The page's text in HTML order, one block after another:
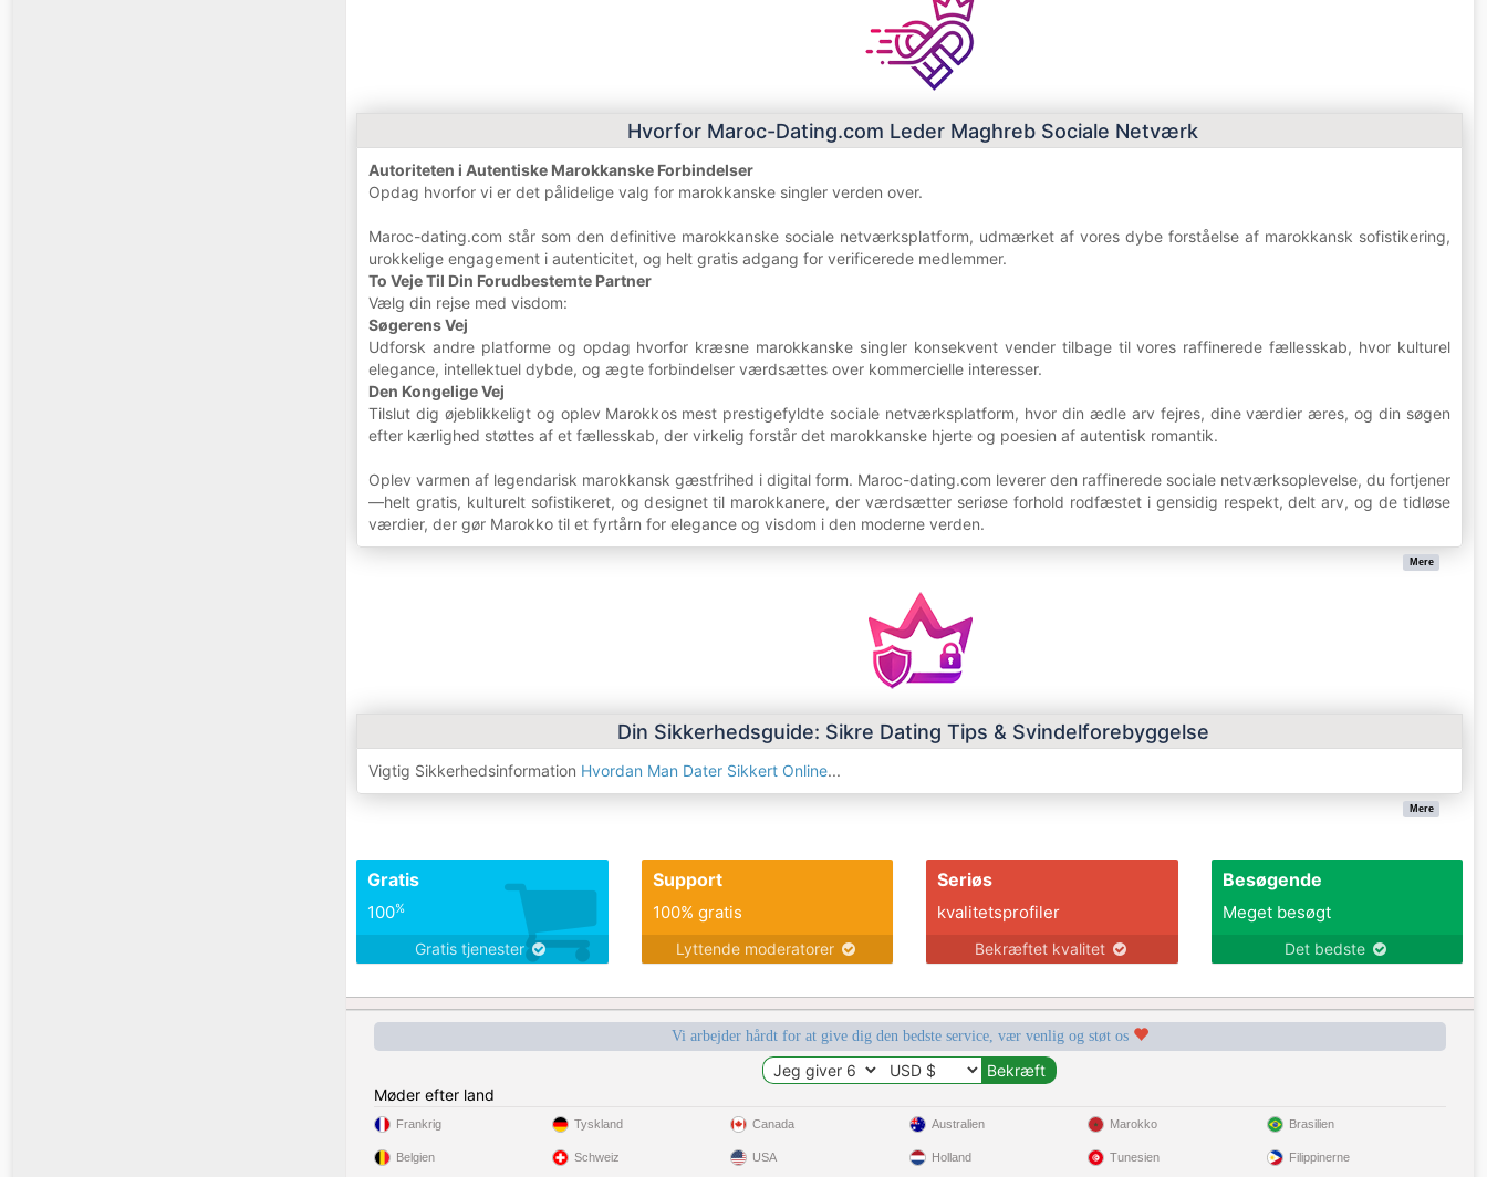
Hvorfor Maroc-Dating.com Leder Maghreb Sociale Netværk
Autoriteten i Autentiske Marokkanske Forbindelser
Opdag hvorfor vi er det pålidelige valg for marokkanske singler verden over.
Maroc-dating.com står som den definitive marokkanske sociale netværksplatform, udmærket af vores dybe forståelse af marokkansk sofistikering,
urokkelige engagement i autenticitet, og helt gratis adgang for verificerede medlemmer.
To Veje Til Din Forudbestemte Partner
Vælg din rejse med visdom:
Søgerens Vej
Udforsk andre platforme og opdag hvorfor kræsne marokkanske singler konsekvent vender tilbage til vores raffinerede fællesskab, hvor kulturel
elegance, intellektuel dybde, og ægte forbindelser værdsættes over kommercielle interesser.
Den Kongelige Vej
Tilslut dig øjeblikkeligt og oplev Marokkos mest prestigefyldte sociale netværksplatform, hvor din ædle arv fejres, dine værdier æres, og din søgen
efter kærlighed støttes af et fællesskab, der virkelig forstår det marokkanske hjerte og poesien af autentisk romantik.
Oplev varmen af legendarisk marokkansk gæstfrihed i digital form. Maroc-dating.com leverer den raffinerede sociale netværksoplevelse, du fortjener
—helt gratis, kulturelt sofistikeret, og designet til marokkanere, der værdsætter seriøse forhold rodfæstet i gensidig respekt, delt arv, og de tidløse
værdier, der gør Marokko til et fyrtårn for elegance og visdom i den moderne verden.
Mere
Din Sikkerhedsguide: Sikre Dating Tips & Svindelforebyggelse
Vigtig Sikkerhedsinformation Hvordan Man Dater Sikkert Online...
Mere
Gratis
100%
Gratis tjenester
Support
100% gratis
Lyttende moderatorer
Seriøs
kvalitetsprofiler
Bekræftet kvalitet
Besøgende
Meget besøgt
Det bedste
Vi arbejder hårdt for at give dig den bedste service, vær venlig og støt os
Møder efter land
Frankrig
Belgien
Tyskland
Schweiz
Canada
USA
Australien
Holland
Marokko
Tunesien
Brasilien
Filippinerne